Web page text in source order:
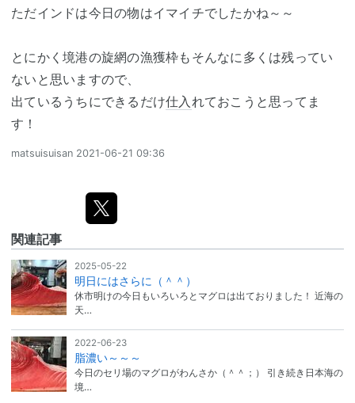
ただインドは今日の物はイマイチでしたかね～～
とにかく境港の旋網の漁獲枠もそんなに多くは残ってい
ないと思いますので、
出ているうちにできるだけ仕入れておこうと思ってま
す！
matsuisuisan 2021-06-21 09:36
関連記事
2025-05-22
明日にはさらに（＾＾）
休市明けの今日もいろいろとマグロは出ておりました！ 近海の
天…
2022-06-23
脂濃い～～～
今日のセリ場のマグロがわんさか（＾＾；） 引き続き日本海の
境…